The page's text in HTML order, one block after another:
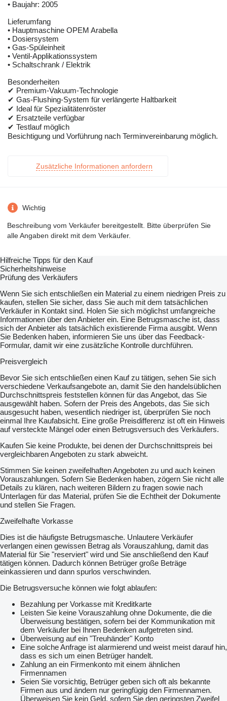
• Baujahr: 2005
Lieferumfang
• Hauptmaschine OPEM Arabella
• Dosiersystem
• Gas-Spüleinheit
• Ventil-Applikationssystem
• Schaltschrank / Elektrik
Besonderheiten
✔ Premium-Vakuum-Technologie
✔ Gas-Flushing-System für verlängerte Haltbarkeit
✔ Ideal für Spezialitätenröster
✔ Ersatzteile verfügbar
✔ Testlauf möglich
Besichtigung und Vorführung nach Terminvereinbarung möglich.
Zusätzliche Informationen anfordern
Wichtig
Beschreibung vom Verkäufer bereitgestellt. Bitte überprüfen Sie
alle Angaben direkt mit dem Verkäufer.
Hilfreiche Tipps für den Kauf
Sicherheitshinweise
Prüfung des Verkäufers
Wenn Sie sich entschließen ein Material zu einem niedrigen Preis zu
kaufen, stellen Sie sicher, dass Sie auch mit dem tatsächlichen
Verkäufer in Kontakt sind. Holen Sie sich möglichst umfangreiche
Informationen über den Anbieter ein. Eine Betrugsmasche ist, dass
sich der Anbieter als tatsächlich existierende Firma ausgibt. Wenn
Sie Bedenken haben, informieren Sie uns über das Feedback-
Formular, damit wir eine zusätzliche Kontrolle durchführen.
Preisvergleich
Bevor Sie sich entschließen einen Kauf zu tätigen, sehen Sie sich
verschiedene Verkaufsangebote an, damit Sie den handelsüblichen
Durchschnittspreis feststellen können für das Angebot, das Sie
ausgewählt haben. Sofern der Preis des Angebots, das Sie sich
ausgesucht haben, wesentlich niedriger ist, überprüfen Sie noch
einmal Ihre Kaufabsicht. Eine große Preisdifferenz ist oft ein Hinweis
auf versteckte Mängel oder einen Betrugsversuch des Verkäufers.
Kaufen Sie keine Produkte, bei denen der Durchschnittspreis bei
vergleichbaren Angeboten zu stark abweicht.
Stimmen Sie keinen zweifelhaften Angeboten zu und auch keinen
Vorauszahlungen. Sofern Sie Bedenken haben, zögern Sie nicht alle
Details zu klären, nach weiteren Bildern zu fragen sowie nach
Unterlagen für das Material, prüfen Sie die Echtheit der Dokumente
und stellen Sie Fragen.
Zweifelhafte Vorkasse
Dies ist die häufigste Betrugsmasche. Unlautere Verkäufer
verlangen einen gewissen Betrag als Vorauszahlung, damit das
Material für Sie "reserviert" wird und Sie anschließend den Kauf
tätigen können. Dadurch können Betrüger große Beträge
einkassieren und dann spurlos verschwinden.
Die Betrugsversuche können wie folgt ablaufen:
Bezahlung per Vorkasse mit Kreditkarte
Leisten Sie keine Vorauszahlung ohne Dokumente, die die
Überweisung bestätigen, sofern bei der Kommunikation mit
dem Verkäufer bei Ihnen Bedenken aufgetreten sind.
Überweisung auf ein "Treuhänder" Konto
Eine solche Anfrage ist alarmierend und weist meist darauf hin,
dass es sich um einen Betrüger handelt.
Zahlung an ein Firmenkonto mit einem ähnlichen
Firmennamen
Seien Sie vorsichtig, Betrüger geben sich oft als bekannte
Firmen aus und ändern nur geringfügig den Firmennamen.
Überweisen Sie kein Geld, sofern Sie den geringsten Zweifel